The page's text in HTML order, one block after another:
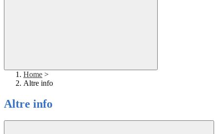
Home >
Altre info
Altre info